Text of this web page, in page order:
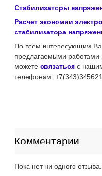
Стабилизаторы
Расчет экономии
стабилизатора
По всем интересующим
предлагаемыми работами
можете связаться с
телефонам:
Комментарии
Пока нет ни одного